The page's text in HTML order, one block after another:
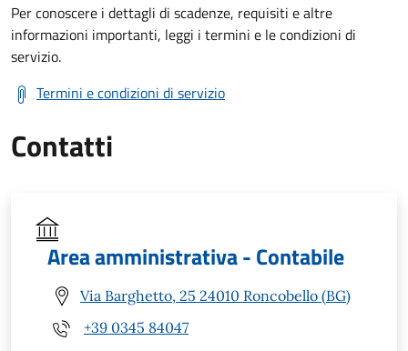
Per conoscere i dettagli di scadenze, requisiti e altre
informazioni importanti, leggi i termini e le condizioni di
servizio.
Termini e condizioni di servizio
Contatti
Area amministrativa - Contabile
Via Barghetto, 25 24010 Roncobello (BG)
+39 0345 84047